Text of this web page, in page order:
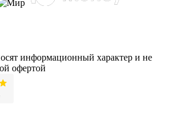
информационный характер и не
офертой